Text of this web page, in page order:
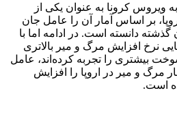
ویروس کرونا به عنوان یکی از
بر اساس آمار آن را عامل جان
زمستان گذشته دانسته است. در ادامه اما با
نرخ افزایش مرگ و میر بالاتری
بیشتری را تجربه کرده‌اند، عامل
مرگ و میر در اروپا را افزایش
است.